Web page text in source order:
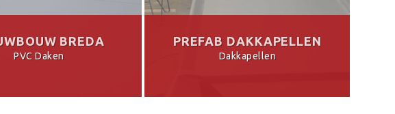
BREDA
PVC Daken
PREFAB DAKKAPELLEN
Dakkapellen